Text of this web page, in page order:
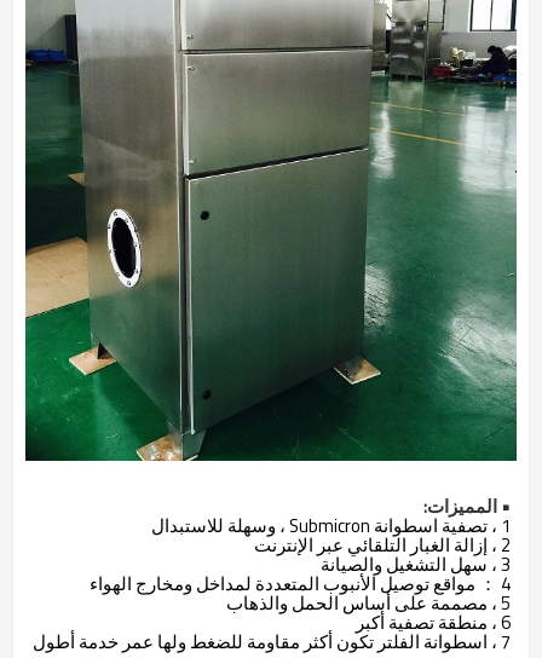
• المميزات:
1 ، تصفية اسطوانة Submicron ، وسهلة للاستبدال
2 ، إزالة الغبار التلقائي عبر الإنترنت
3 ، سهل التشغيل والصيانة
4 ： مواقع توصيل الأنبوب المتعددة لمداخل ومخارج الهواء
5 ، مصممة على أساس الحمل والذهاب
6 ، منطقة تصفية أكبر
7 ، اسطوانة الفلتر تكون أكثر مقاومة للضغط ولها عمر خدمة أطول